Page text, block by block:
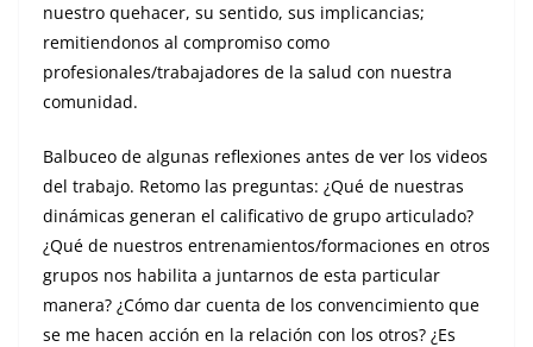
nuestro quehacer, su sentido, sus implicancias;
remitiendonos al compromiso como
profesionales/trabajadores de la salud con nuestra
comunidad.
Balbuceo de algunas reflexiones antes de ver los videos
del trabajo. Retomo las preguntas: ¿Qué de nuestras
dinámicas generan el calificativo de grupo articulado?
¿Qué de nuestros entrenamientos/formaciones en otros
grupos nos habilita a juntarnos de esta particular
manera? ¿Cómo dar cuenta de los convencimiento que
se me hacen acción en la relación con los otros? ¿Es